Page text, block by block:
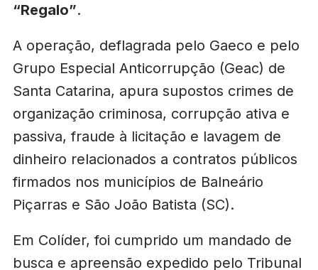
“Regalo”.
A operação, deflagrada pelo Gaeco e pelo
Grupo Especial Anticorrupção (Geac) de
Santa Catarina, apura supostos crimes de
organização criminosa, corrupção ativa e
passiva, fraude à licitação e lavagem de
dinheiro relacionados a contratos públicos
firmados nos municípios de Balneário
Piçarras e São João Batista (SC).
Em Colíder, foi cumprido um mandado de
busca e apreensão expedido pelo Tribunal